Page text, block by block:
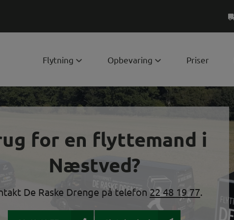
Flytning Opbevaring Priser
for en flyttemand i
Næstved?
De Raske Drenge på telefon 22 48 19 77.